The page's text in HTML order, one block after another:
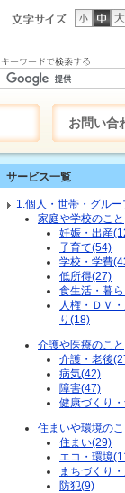
お問い合
サービス一覧
1.個人・世帯・グルー
家庭や学校のこと
妊娠・出産
子育て(54)
学校・学費
低所得(27)
食生活・暮
人権・ＤＶ
り(18)
介護や医療のこと
介護・老後
病気(42)
障害(47)
健康づくり
住まいや環境のこ
住まい(29)
エコ・環境
まちづくり
防犯(9)